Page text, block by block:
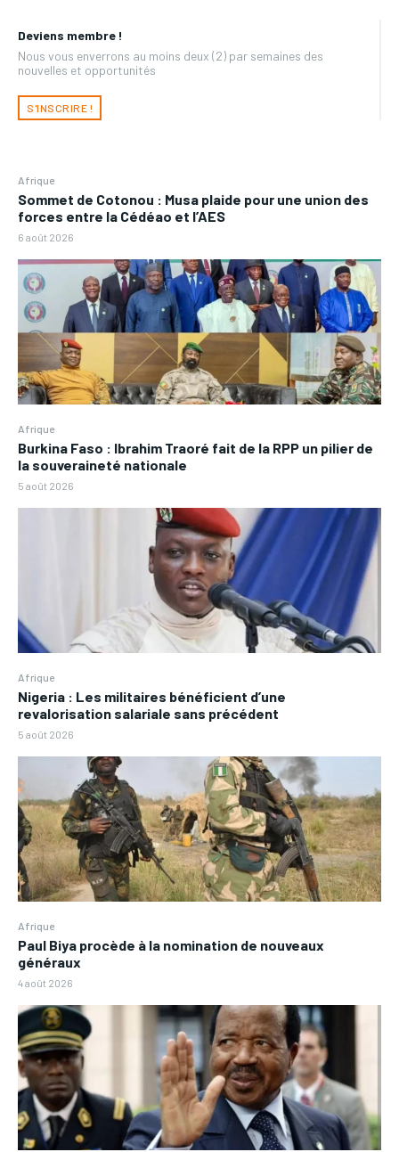
Deviens membre !
Nous vous enverrons au moins deux (2) par semaines des
nouvelles et opportunités
S'INSCRIRE !
Afrique
Sommet de Cotonou : Musa plaide pour une union des
forces entre la Cédéao et l’AES
6 août 2026
Afrique
Burkina Faso : Ibrahim Traoré fait de la RPP un pilier de
la souveraineté nationale
5 août 2026
Afrique
Nigeria : Les militaires bénéficient d’une
revalorisation salariale sans précédent
5 août 2026
Afrique
Paul Biya procède à la nomination de nouveaux
généraux
4 août 2026